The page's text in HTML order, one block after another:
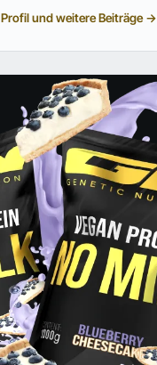
Profil und weitere Beiträge →